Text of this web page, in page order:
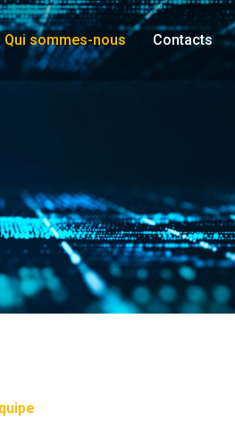
Qui sommes-nous Contacts